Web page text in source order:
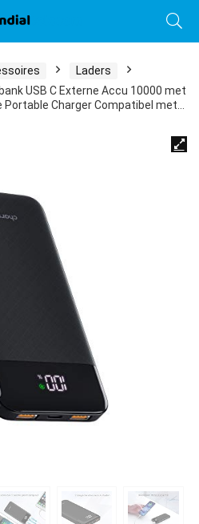
Laders
USB C Externe Accu 10000 met
Portable Charger Compatibel met…